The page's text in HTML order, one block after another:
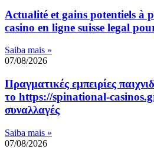
Actualité et gains potentiels à
casino en ligne suisse legal
Saiba mais »
07/08/2026
Πραγματικές εμπειρίες
το https://spinational-
συναλλαγές
Saiba mais »
07/08/2026